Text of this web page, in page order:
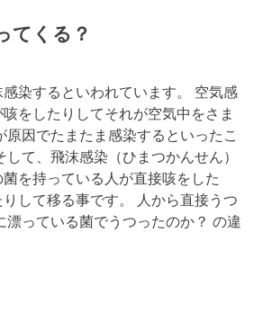
てくる？
染するといわれています。 空気感
をしたりしてそれが空気中をさま
原因でたまたま感染するといったこ
して、飛沫感染（ひまつかんせん）
を持っている人が直接咳をした
して移る事です。 人から直接うつ
漂っている菌でうつったのか？ の違